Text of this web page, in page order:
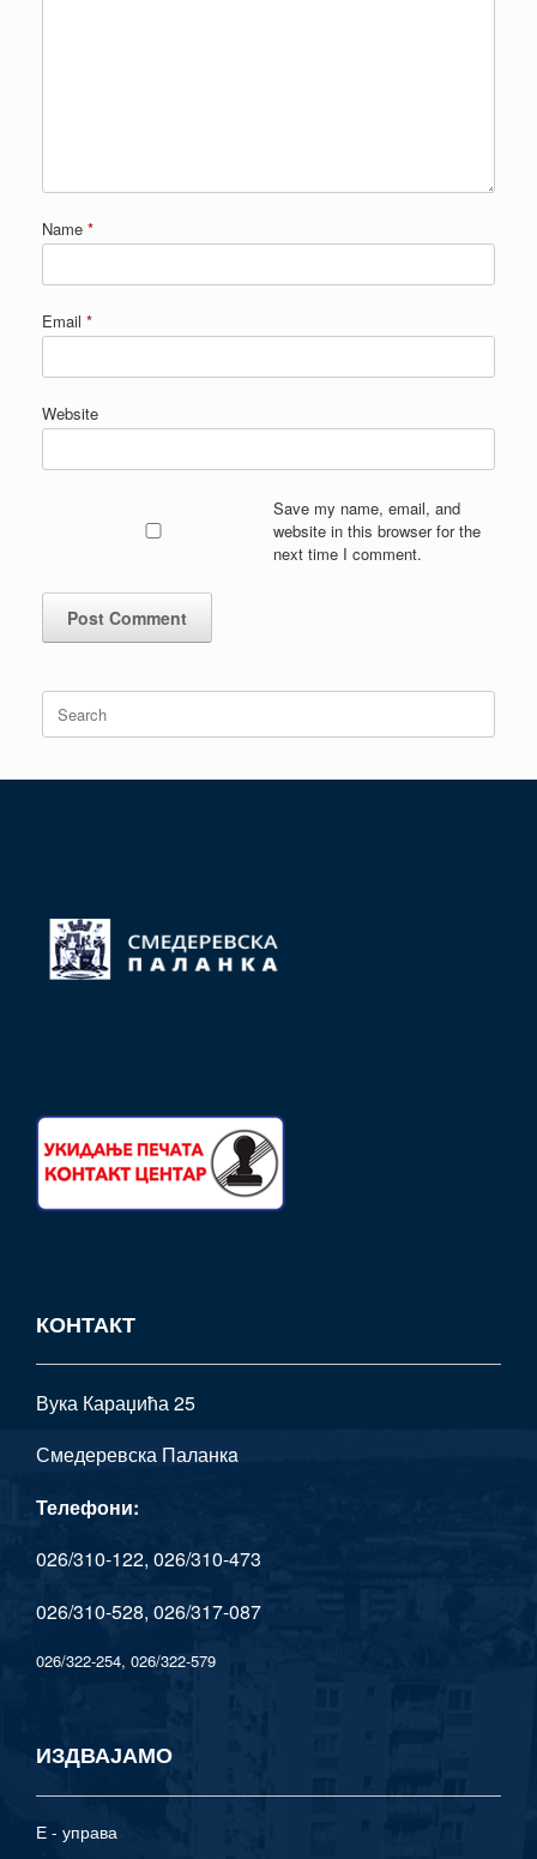
Name *
Email *
Website
Save my name, email, and
website in this browser for the
next time I comment.
Search
for:
КОНТАКТ
Вука Караџића 25
Смедеревска Паланкa
Телефони:
026/310-122, 026/310-473
026/310-528, 026/317-087
026/322-254, 026/322-579
ИЗДВАЈАМО
Е - управа